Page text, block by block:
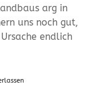
arg in
uns noch gut,
endlich